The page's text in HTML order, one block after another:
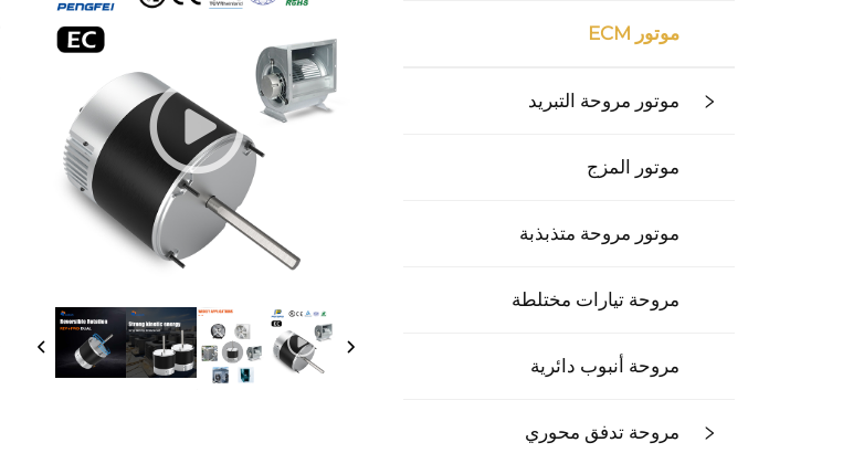
موتور ECM
موتور مروحة التبريد
موتور المزج
موتور مروحة متذبذبة
مروحة تيارات مختلطة
مروحة أنبوب دائرية
مروحة تدفق محوري